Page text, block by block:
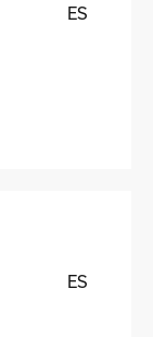
ES
ES